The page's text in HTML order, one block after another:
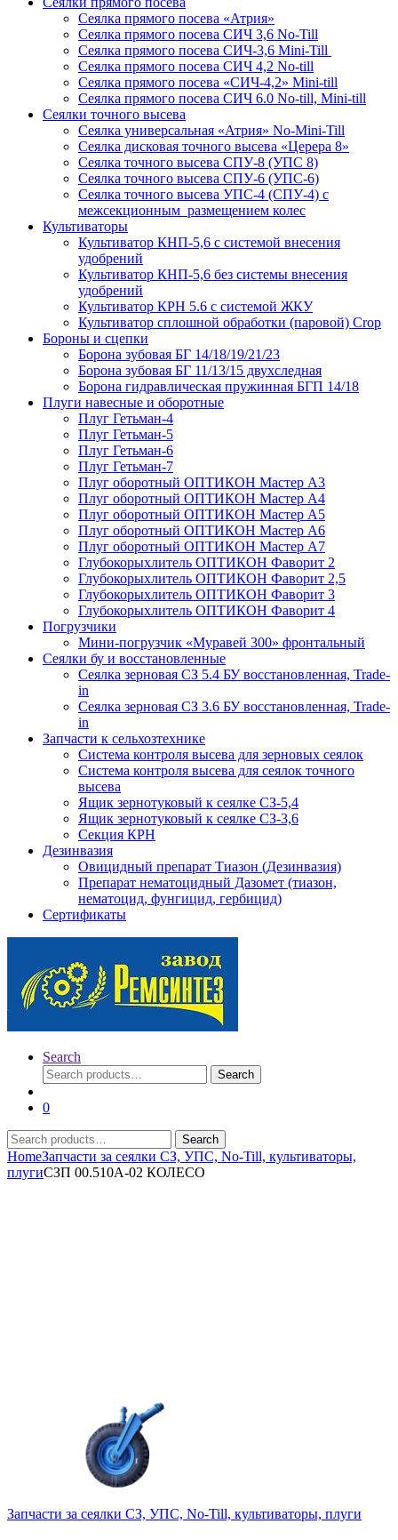
Сеялка прямого посева «Атрия»
Сеялка прямого посева СИЧ 3,6 No-Till
Сеялка прямого посева СИЧ-3,6 Mini-Till
Сеялка прямого посева СИЧ 4,2 No-till
Сеялка прямого посева «СИЧ-4,2» Mini-till
Сеялка прямого посева СИЧ 6.0 No-till, Mini-till
Сеялки точного высева
Сеялка универсальная «Атрия» No-Mini-Till
Сеялка дисковая точного высева «Церера 8»
Сеялка точного высева СПУ-8 (УПС 8)
Сеялка точного высева СПУ-6 (УПС-6)
Сеялка точного высева УПС-4 (СПУ-4) с
межсекционным размещением колес
Культиваторы
Культиватор КНП-5,6 с системой внесения
удобрений
Культиватор КНП-5,6 без системы внесения
удобрений
Культиватор КРН 5.6 с системой ЖКУ
Культиватор сплошной обработки (паровой) Crop
Бороны и сцепки
Борона зубовая БГ 14/18/19/21/23
Борона зубовая БГ 11/13/15 двухследная
Борона гидравлическая пружинная БГП 14/18
Плуги навесные и оборотные
Плуг Гетьман-4
Плуг Гетьман-5
Плуг Гетьман-6
Плуг Гетьман-7
Плуг оборотный ОПТИКОН Мастер А3
Плуг оборотный ОПТИКОН Мастер А4
Плуг оборотный ОПТИКОН Мастер А5
Плуг оборотный ОПТИКОН Мастер А6
Плуг оборотный ОПТИКОН Мастер А7
Глубокорыхлитель ОПТИКОН Фаворит 2
Глубокорыхлитель ОПТИКОН Фаворит 2,5
Глубокорыхлитель ОПТИКОН Фаворит 3
Глубокорыхлитель ОПТИКОН Фаворит 4
Погрузчики
Мини-погрузчик «Муравей 300» фронтальный
Сеялки бу и восстановленные
Сеялка зерновая СЗ 5.4 БУ восстановленная, Trade-
in
Сеялка зерновая СЗ 3.6 БУ восстановленная, Trade-
in
Запчасти к сельхозтехнике
Система контроля высева для зерновых сеялок
Система контроля высева для сеялок точного
высева
Ящик зернотуковый к сеялке СЗ-5,4
Ящик зернотуковый к сеялке СЗ-3,6
Секция КРН
Дезинвазия
Овицидный препарат Тиазон (Дезинвазия)
Препарат нематоцидный Дазомет (тиазон,
нематоцид, фунгицид, гербицид)
Сертификаты
Search
Search
for:
Search
0
Search
for:
Search
HomeЗапчасти за сеялки СЗ, УПС, No-Till, культиваторы,
плугиСЗП 00.510А-02 КОЛЕСО
Запчасти за сеялки СЗ, УПС, No-Till, культиваторы, плуги